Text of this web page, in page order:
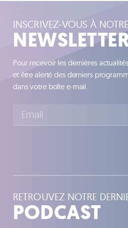
INSCRIVEZ-VOUS À NOTRE
Pour recevoir les dernières
et être alerté des derniers
dans votre boîte e-mail.
RETROUVEZ NOTRE
PODCAST